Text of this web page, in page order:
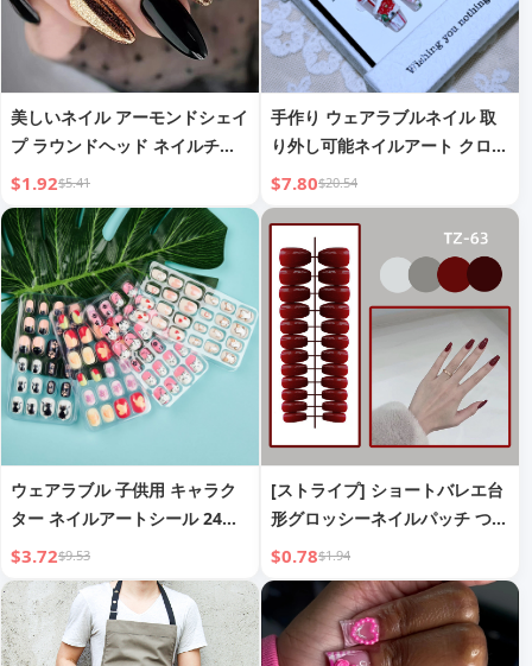
美しいネイル アーモンドシェイ
プ ラウンドヘッド ネイルチッ
プ グリッター ブラック ゴール
ド
$1.92$5.41
手作り ウェアラブルネイル 取
り外し可能ネイルアート クロス
ボーダー ヨーロピアン＆アメリ
カンネイル
$7.80$20.54
ウェアラブル 子供用 キャラク
ター ネイルアートシール 24枚
入り
$3.72$9.53
[ストライプ] ショートバレエ台
形グロッシーネイルパッチ つけ
爪 完成品 24枚入り 装着可能な
ネイルアートツール ネイルチッ
$0.78$1.94